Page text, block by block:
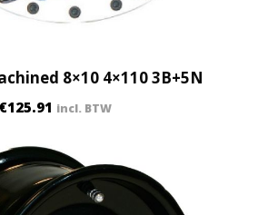
8×10 4×110 3B+5N
€125.91 incl. BTW